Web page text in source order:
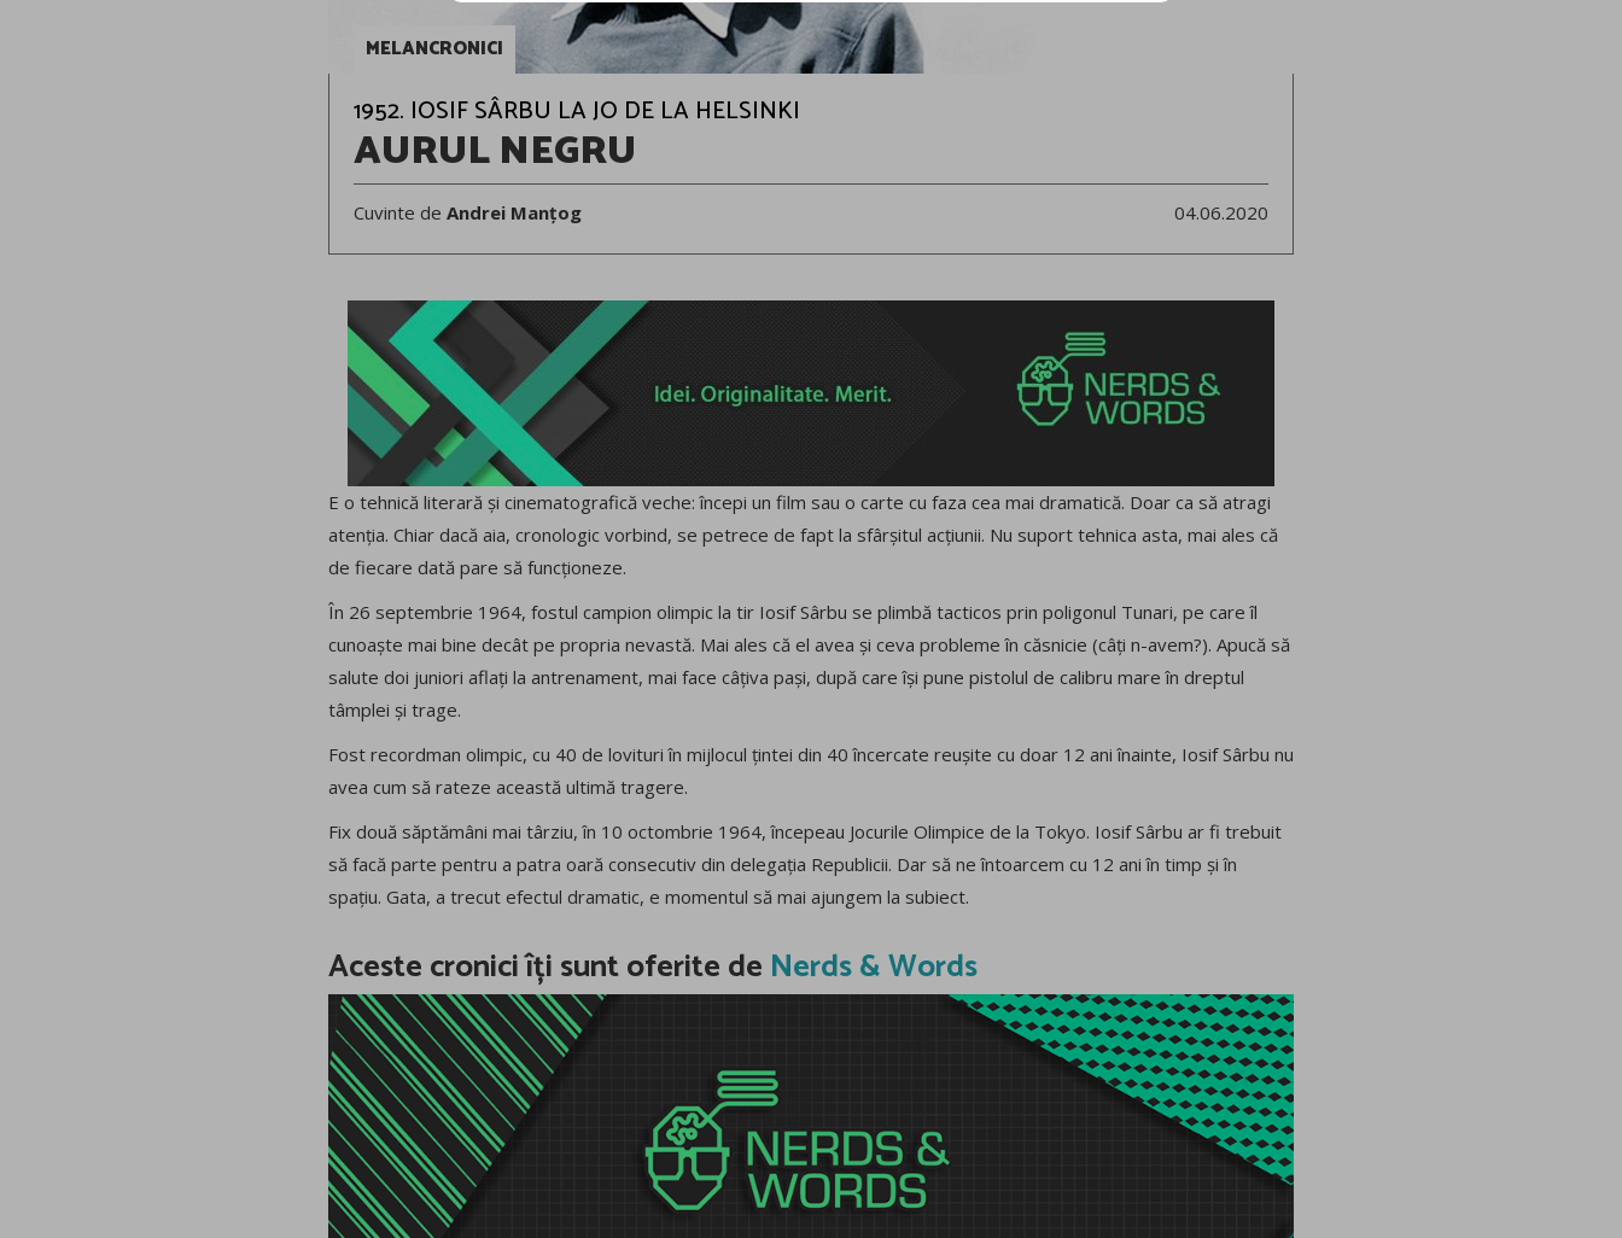
MELANCRONICI
1952. IOSIF SÂRBU LA JO DE LA HELSINKI
AURUL NEGRU
Cuvinte de Andrei Manțog 04.06.2020
E o tehnică literară și cinematografică veche: începi un film sau o carte cu faza cea mai dramatică. Doar ca să atragi
atenția. Chiar dacă aia, cronologic vorbind, se petrece de fapt la sfârșitul acțiunii. Nu suport tehnica asta, mai ales că
de fiecare dată pare să funcționeze.
În 26 septembrie 1964, fostul campion olimpic la tir Iosif Sârbu se plimbă tacticos prin poligonul Tunari, pe care îl
cunoaște mai bine decât pe propria nevastă. Mai ales că el avea și ceva probleme în căsnicie (câți n-avem?). Apucă să
salute doi juniori aflați la antrenament, mai face câțiva pași, după care își pune pistolul de calibru mare în dreptul
tâmplei și trage.
Fost recordman olimpic, cu 40 de lovituri în mijlocul țintei din 40 încercate reușite cu doar 12 ani înainte, Iosif Sârbu nu
avea cum să rateze această ultimă tragere.
Fix două săptămâni mai târziu, în 10 octombrie 1964, începeau Jocurile Olimpice de la Tokyo. Iosif Sârbu ar fi trebuit
să facă parte pentru a patra oară consecutiv din delegația Republicii. Dar să ne întoarcem cu 12 ani în timp și în
spațiu. Gata, a trecut efectul dramatic, e momentul să mai ajungem la subiect.
Aceste cronici îți sunt oferite de Nerds & Words